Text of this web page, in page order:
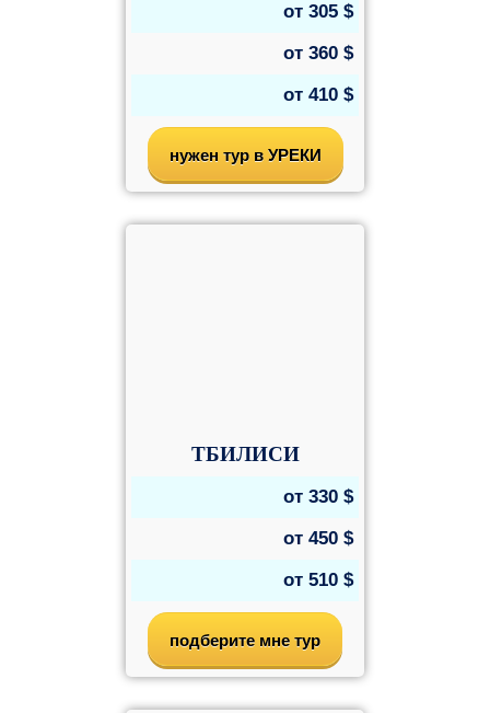
от 305 $
от 360 $
от 410 $
нужен тур в УРЕКИ
ТБИЛИСИ
от 330 $
от 450 $
от 510 $
подберите мне тур